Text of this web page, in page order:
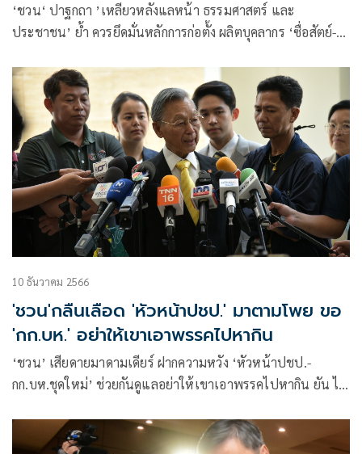
‘ชวน‘ ปาฐกถา ’เหลียวหลังแลหน้า ธรรมศาสตร์ และ
ประชาชน’ ย้ำ ควรยึดมั่นหลักการก่อตั้ง ผลิตบุคลากร ‘ซื่อสัตย์-
10 ธันวาคม 2566
'ชวน'กลืนเลือด 'หัวหน้าปชป.' มาตามโพย ขอ
'กก.บห.' อย่าให้เขาเอาพรรคไปหากิน
‘ชวน’ เสียดายมาดามเดียร์ ฝากความหวัง ‘หัวหน้าปชป.-
กก.บห.ชุดใหม่’ ช่วยกันดูแลอย่าให้เขาเอาพรรคไปหากิน ยัน ไม่